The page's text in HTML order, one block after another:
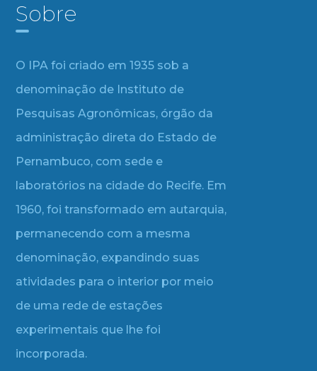
Sobre
O IPA foi criado em 1935 sob a
denominação de Instituto de
Pesquisas Agronômicas, órgão da
administração direta do Estado de
Pernambuco, com sede e
laboratórios na cidade do Recife. Em
1960, foi transformado em autarquia,
permanecendo com a mesma
denominação, expandindo suas
atividades para o interior por meio
de uma rede de estações
experimentais que lhe foi
incorporada.